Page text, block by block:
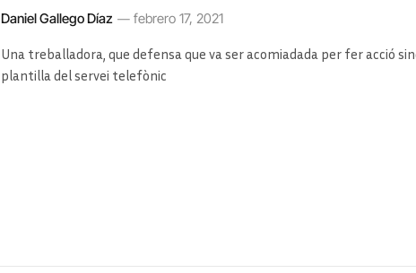
Daniel Gallego Díaz febrero 17, 2021
Una treballadora, que defensa que va ser acomiadada per fer acció
plantilla del servei telefònic